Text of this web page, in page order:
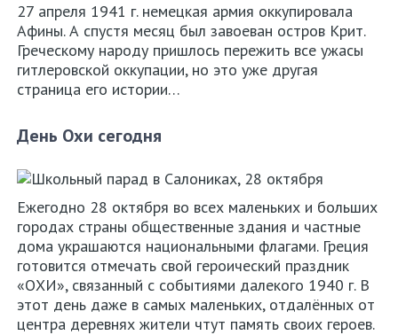
27 апреля 1941 г. немецкая армия оккупировала
Афины. А спустя месяц был завоеван остров Крит.
Греческому народу пришлось пережить все ужасы
гитлеровской оккупации, но это уже другая
страница его истории…
День Охи сегодня
Ежегодно 28 октября во всех маленьких и больших
городах страны общественные здания и частные
дома украшаются национальными флагами. Греция
готовится отмечать свой героический праздник
«ОХИ», связанный с событиями далекого 1940 г. В
этот день даже в самых маленьких, отдалённых от
центра деревнях жители чтут память своих героев.